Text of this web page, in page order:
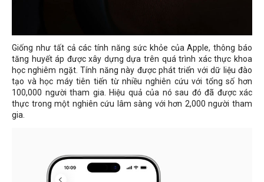
Giống như tất cả các tính năng sức khỏe của Apple, thông báo
tăng huyết áp được xây dựng dựa trên quá trình xác thực khoa
học nghiêm ngặt. Tính năng này được phát triển với dữ liệu đào
tạo và học máy tiên tiến từ nhiều nghiên cứu với tổng số hơn
100,000 người tham gia. Hiệu quả của nó sau đó đã được xác
thực trong một nghiên cứu lâm sàng với hơn 2,000 người tham
gia.